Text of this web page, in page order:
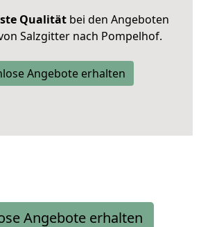
Qualität bei den Angeboten
Salzgitter nach Pompelhof.
Angebote erhalten
Angebote erhalten